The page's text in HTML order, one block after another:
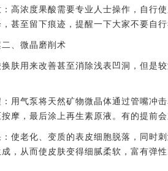
浓度果酸需要专业人士操作，自行使
甚至留下痕迹，提醒一下大家不要自行
微晶磨削术
用来改善甚至消除浅表凹洞，但是较
气泵将天然矿物微晶体通过管嘴冲击
摩，最后涂上再生素原液。有的提前
老化、变质的表皮细胞脱落，同时刺
，从而使皮肤变得细腻柔软，富有弹